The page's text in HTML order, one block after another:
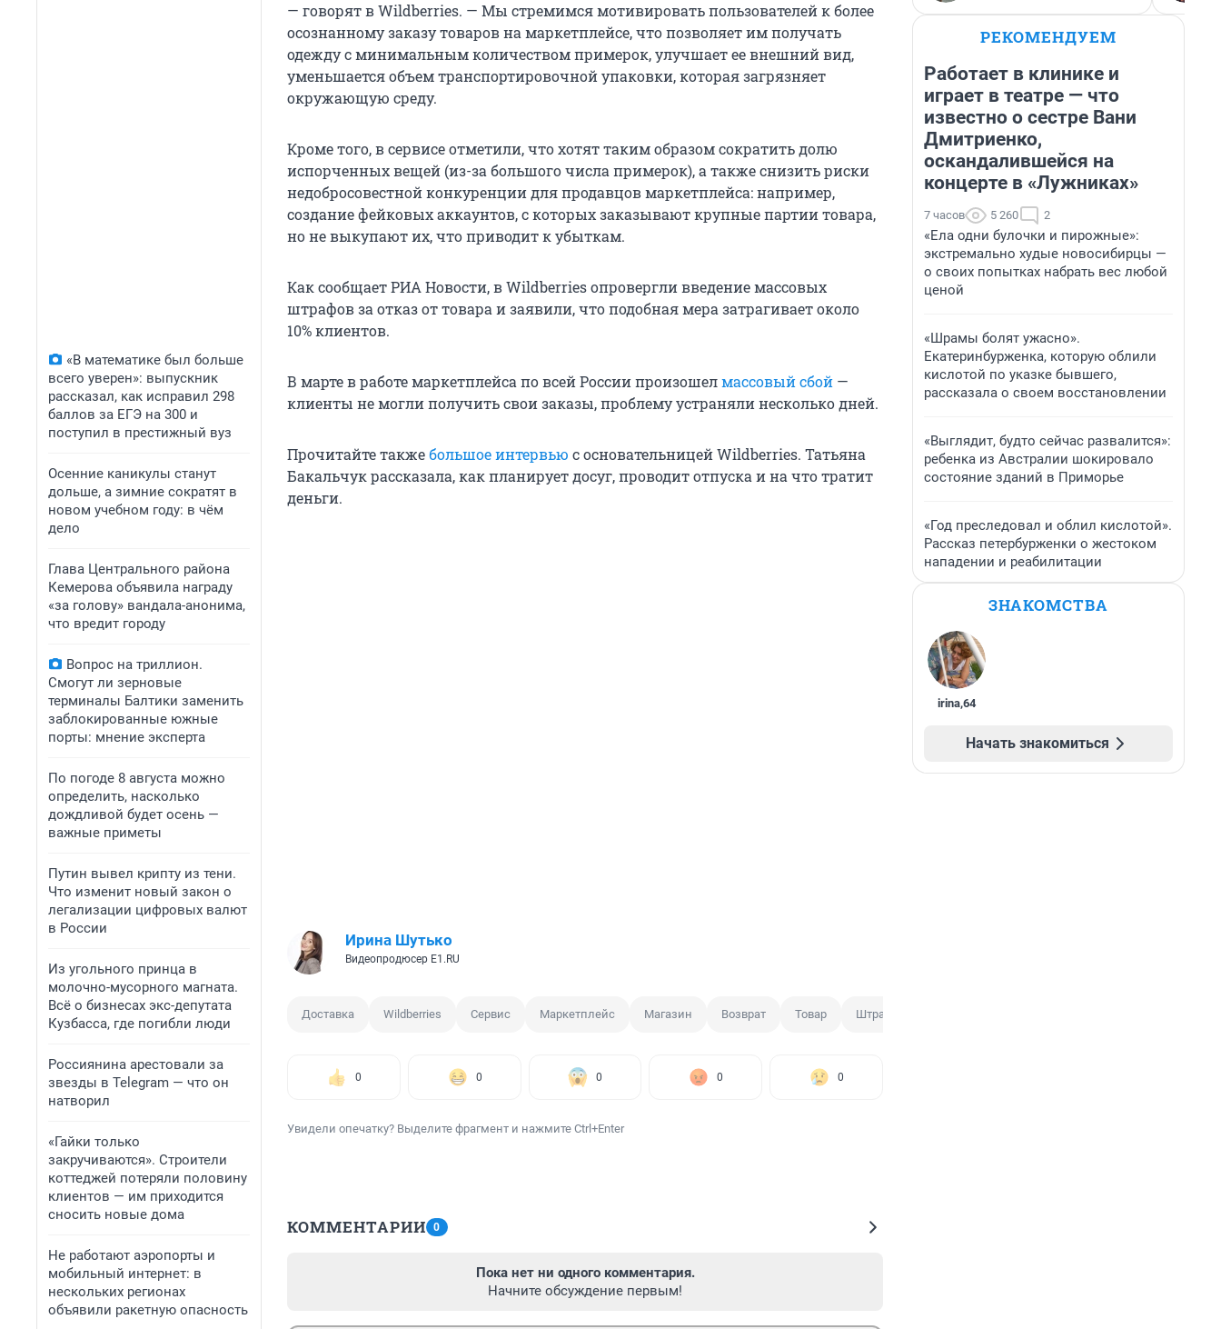
«В математике был больше
всего уверен»: выпускник
рассказал, как исправил 298
баллов за ЕГЭ на 300 и
поступил в престижный вуз
Осенние каникулы станут
дольше, а зимние сократят в
новом учебном году: в чём
дело
Глава Центрального района
Кемерова объявила награду
«за голову» вандала-анонима,
что вредит городу
Вопрос на триллион.
Смогут ли зерновые
терминалы Балтики заменить
заблокированные южные
порты: мнение эксперта
По погоде 8 августа можно
определить, насколько
дождливой будет осень —
важные приметы
Путин вывел крипту из тени.
Что изменит новый закон о
легализации цифровых валют
в России
Из угольного принца в
молочно-мусорного магната.
Всё о бизнесах экс-депутата
Кузбасса, где погибли люди
Россиянина арестовали за
звезды в Telegram — что он
натворил
«Гайки только
закручиваются». Строители
коттеджей потеряли половину
клиентов — им приходится
сносить новые дома
Не работают аэропорты и
мобильный интернет: в
нескольких регионах
объявили ракетную опасность
— говорят в Wildberries. — Мы стремимся мотивировать пользователей к более
осознанному заказу товаров на маркетплейсе, что позволяет им получать
одежду с минимальным количеством примерок, улучшает ее внешний вид,
уменьшается объем транспортировочной упаковки, которая загрязняет
окружающую среду.
Кроме того, в сервисе отметили, что хотят таким образом сократить долю
испорченных вещей (из-за большого числа примерок), а также снизить риски
недобросовестной конкуренции для продавцов маркетплейса: например,
создание фейковых аккаунтов, с которых заказывают крупные партии товара,
но не выкупают их, что приводит к убыткам.
Как сообщает РИА Новости, в Wildberries опровергли введение массовых
штрафов за отказ от товара и заявили, что подобная мера затрагивает около
10% клиентов.
В марте в работе маркетплейса по всей России произошелмассовый сбой —
клиенты не могли получить свои заказы, проблему устраняли несколько дней.
Прочитайте такжебольшое интервью с основательницей Wildberries. Татьяна
Бакальчук рассказала, как планирует досуг, проводит отпуска и на что тратит
деньги.
Ирина Шутько
Видеопродюсер E1.RU
Доставка Wildberries Сервис Маркетплейс Магазин Возврат Товар Штраф
0 0 0 0 0
Увидели опечатку? Выделите фрагмент и нажмите Ctrl+Enter
КОММЕНТАРИИ 0
Пока нет ни одного комментария.
Начните обсуждение первым!
РЕКОМЕНДУЕМ
Работает в клинике и
играет в театре — что
известно о сестре Вани
Дмитриенко,
оскандалившейся на
концерте в «Лужниках»
7 часов 5 260 2
«Ела одни булочки и пирожные»:
экстремально худые новосибирцы —
о своих попытках набрать вес любой
ценой
«Шрамы болят ужасно».
Екатеринбурженка, которую облили
кислотой по указке бывшего,
рассказала о своем восстановлении
«Выглядит, будто сейчас развалится»:
ребенка из Австралии шокировало
состояние зданий в Приморье
«Год преследовал и облил кислотой».
Рассказ петербурженки о жестоком
нападении и реабилитации
ЗНАКОМСТВА
irina,64
Начать знакомиться